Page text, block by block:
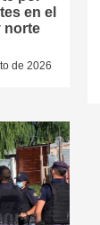
en el
norte
de 2026